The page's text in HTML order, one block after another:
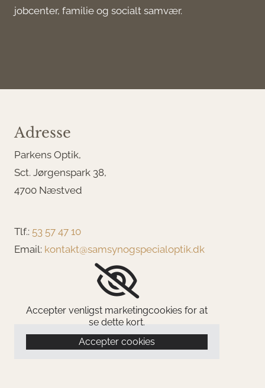
jobcenter, familie og socialt samvær.
Adresse
Parkens Optik,
Sct. Jørgenspark 38,
4700 Næstved
Tlf.: 53 57 47 10
Email: kontakt@samsynogspecialoptik.dk
Accepter venligst marketingcookies for at
se dette kort.
Accepter cookies